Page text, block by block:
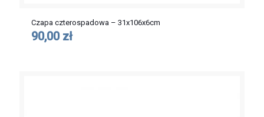
Czapa czterospadowa – 31x106x6cm
90,00 zł